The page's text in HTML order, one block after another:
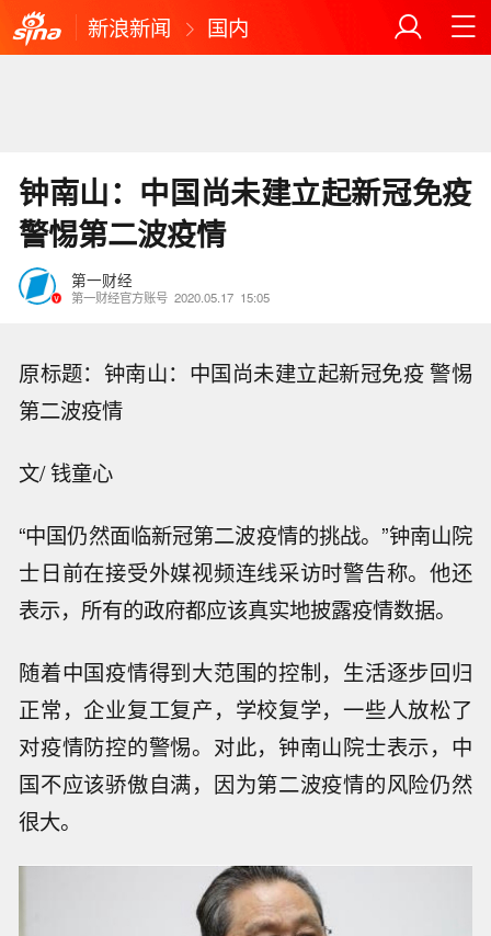
新浪新闻 国内
钟南山：中国尚未建立起新冠免疫
警惕第二波疫情
第一财经
第一财经官方账号 2020.05.17 15:05
原标题：钟南山：中国尚未建立起新冠免疫 警惕
第二波疫情
文/ 钱童心
“中国仍然面临新冠第二波疫情的挑战。”钟南山院
士日前在接受外媒视频连线采访时警告称。他还
表示，所有的政府都应该真实地披露疫情数据。
随着中国疫情得到大范围的控制，生活逐步回归
正常，企业复工复产，学校复学，一些人放松了
对疫情防控的警惕。对此，钟南山院士表示，中
国不应该骄傲自满，因为第二波疫情的风险仍然
很大。